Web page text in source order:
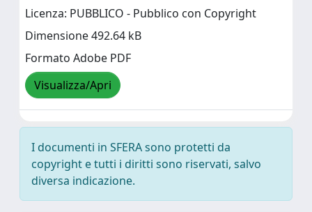
Licenza: PUBBLICO - Pubblico con Copyright
Dimensione 492.64 kB
Formato Adobe PDF
Visualizza/Apri
I documenti in SFERA sono protetti da
copyright e tutti i diritti sono riservati, salvo
diversa indicazione.